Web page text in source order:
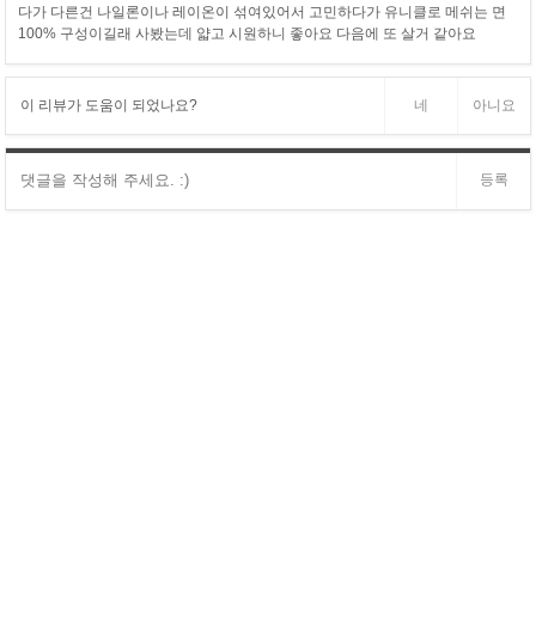
다가 다른건 나일론이나 레이온이 섞여있어서 고민하다가 유니클로 메쉬는 면
100% 구성이길래 사봤는데 얇고 시원하니 좋아요 다음에 또 살거 같아요
이 리뷰가 도움이 되었나요? 네 아니요
등록